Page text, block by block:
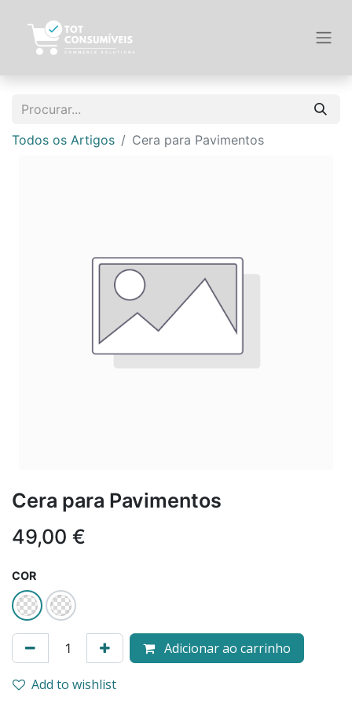
Todos os Artigos Cera para Pavimentos
Cera para Pavimentos
49,00 €
COR
Adicionar ao carrinho
Add to wishlist